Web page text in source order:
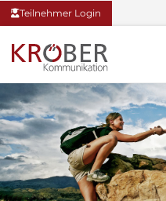
Teilnehmer Login